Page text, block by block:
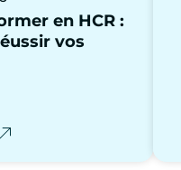
en HCR :
vos